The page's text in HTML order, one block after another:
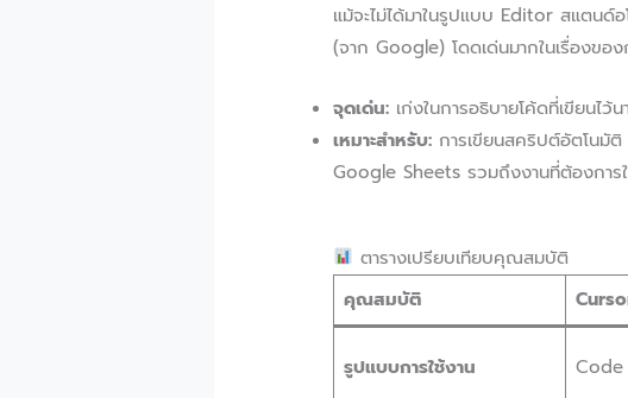
แม้จะไม่ได้มาในรูปแบบ Editor สแตน
(จาก Google) โดดเด่นมากในเรื่องข
จุดเด่น: เก่งในการอธิบายโค้ดที่เขียนไว้
เหมาะสำหรับ: การเขียนสคริปต์อัตโนมั
Google Sheets รวมถึงงานที่ต้องกา
ตารางเปรียบเทียบคุณสมบัติ
คุณสมบัติ
รูปแบบการใช้งาน Code